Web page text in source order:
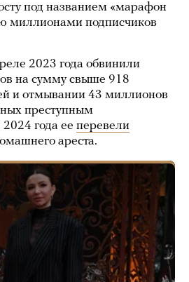
под названием «марафон
миллионами подписчиков
2023 года обвинили
на сумму свыше 918
и отмывании 43 миллионов
преступным
года ее перевели
ареста.